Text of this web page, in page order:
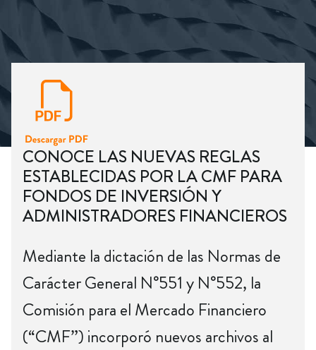
CONOCE LAS NUEVAS REGLAS
ESTABLECIDAS POR LA CMF PARA
FONDOS DE INVERSIÓN Y
ADMINISTRADORES FINANCIEROS
Mediante la dictación de las Normas de
Carácter General N°551 y N°552, la
Comisión para el Mercado Financiero
(“CMF”) incorporó nuevos archivos al